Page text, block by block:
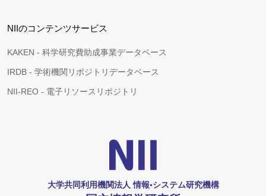
NIIのコンテンツサービス
KAKEN - 科学研究費助成事業データベース
IRDB - 学術機関リポジトリデータベース
NII-REO - 電子リソースリポジトリ
大学共同利用機関法人 情報•システム研究機構